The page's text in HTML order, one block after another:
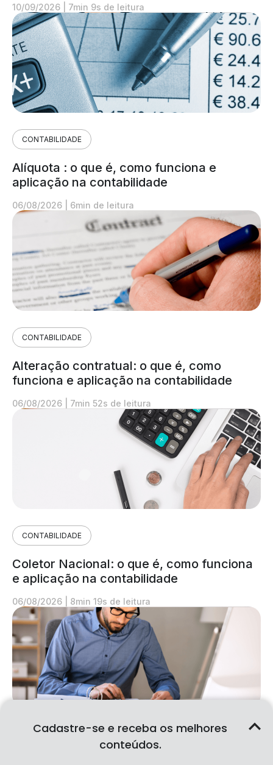
Cadastre-se e receba os melhores
conteúdos.
10/09/2026 7min 9s de leitura
CONTABILIDADE
Alíquota : o que é, como funciona e
aplicação na contabilidade
06/08/2026 6min de leitura
CONTABILIDADE
Alteração contratual: o que é, como
funciona e aplicação na contabilidade
06/08/2026 7min 52s de leitura
CONTABILIDADE
Coletor Nacional: o que é, como funciona
e aplicação na contabilidade
06/08/2026 8min 19s de leitura
CONTABILIDADE